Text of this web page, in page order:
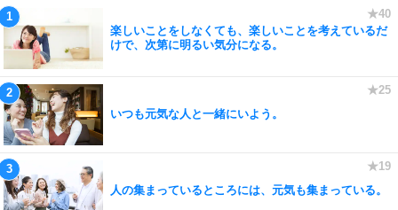
楽しいことをしなくても、楽しいことを考えているだ
けで、次第に明るい気分になる。
いつも元気な人と一緒にいよう。
人の集まっているところには、元気も集まっている。